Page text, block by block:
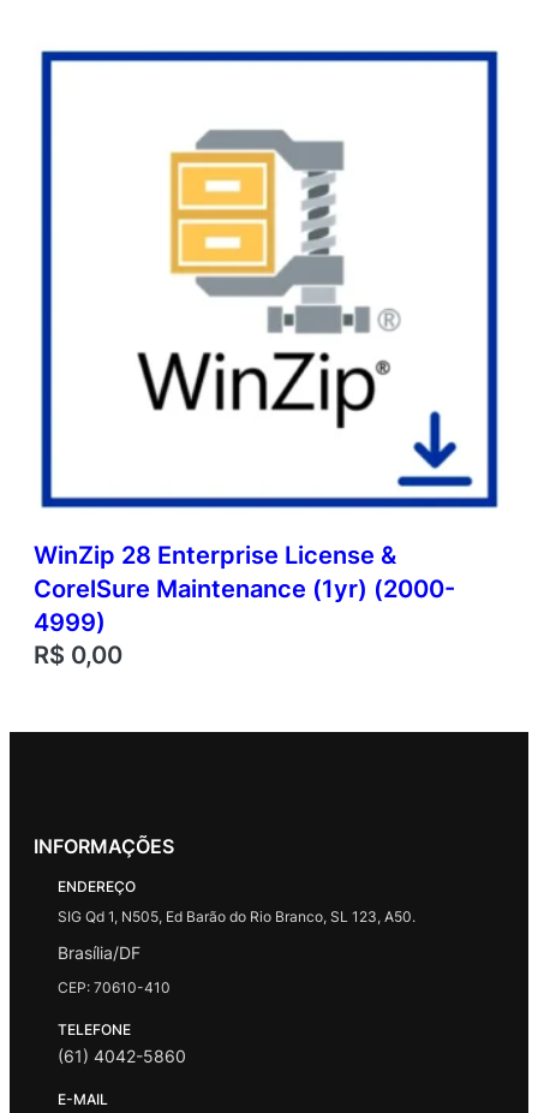
WinZip 28 Enterprise License &
CorelSure Maintenance (1yr) (2000-
4999)
R$ 0,00
INFORMAÇÕES
ENDEREÇO
SIG Qd 1, N505, Ed Barão do Rio Branco, SL 123, A50.
Brasília/DF
CEP: 70610-410
TELEFONE
(61) 4042-5860
E-MAIL